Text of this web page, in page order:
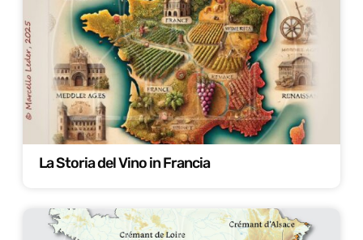
La Storia del Vino in Francia